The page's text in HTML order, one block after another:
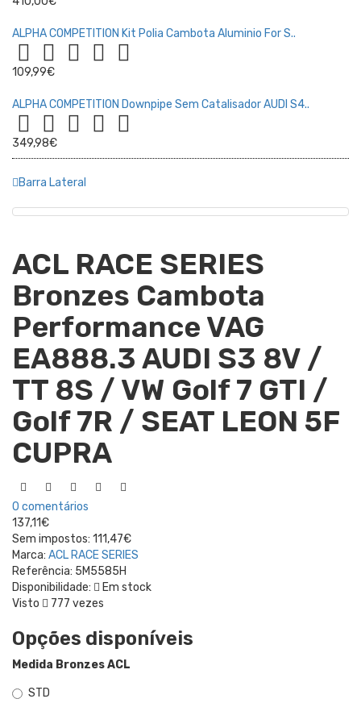
ALPHA COMPETITION Kit Polia Cambota Aluminio For S..
109,99€
ALPHA COMPETITION Downpipe Sem Catalisador AUDI S4..
349,98€
Barra Lateral
ACL RACE SERIES
Bronzes Cambota
Performance VAG
EA888.3 AUDI S3 8V /
TT 8S / VW Golf 7 GTI /
Golf 7R / SEAT LEON 5F
CUPRA
0 comentários
137,11€
Sem impostos: 111,47€
Marca: ACL RACE SERIES
Referência: 5M5585H
Disponibilidade:
Em stock
Visto
777 vezes
Opções disponíveis
Medida Bronzes ACL
STD